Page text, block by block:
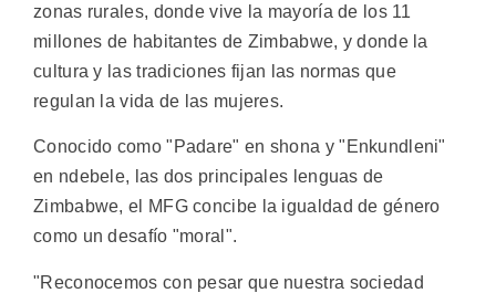
zonas rurales, donde vive la mayoría de los 11
millones de habitantes de Zimbabwe, y donde la
cultura y las tradiciones fijan las normas que
regulan la vida de las mujeres.
Conocido como "Padare" en shona y "Enkundleni"
en ndebele, las dos principales lenguas de
Zimbabwe, el MFG concibe la igualdad de género
como un desafío "moral".
"Reconocemos con pesar que nuestra sociedad